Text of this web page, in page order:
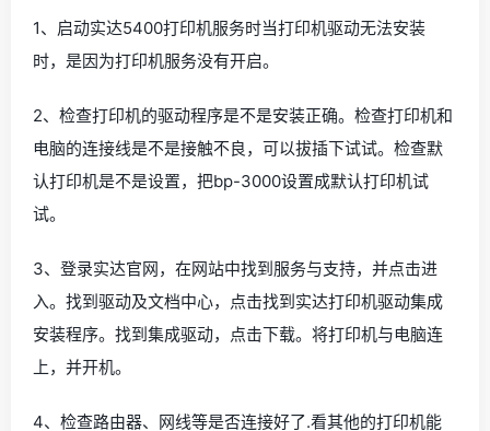
1、启动实达5400打印机服务时当打印机驱动无法安装
时，是因为打印机服务没有开启。
2、检查打印机的驱动程序是不是安装正确。检查打印机和
电脑的连接线是不是接触不良，可以拔插下试试。检查默
认打印机是不是设置，把bp-3000设置成默认打印机试
试。
3、登录实达官网，在网站中找到服务与支持，并点击进
入。找到驱动及文档中心，点击找到实达打印机驱动集成
安装程序。找到集成驱动，点击下载。将打印机与电脑连
上，并开机。
4、检查路由器、网线等是否连接好了.看其他的打印机能